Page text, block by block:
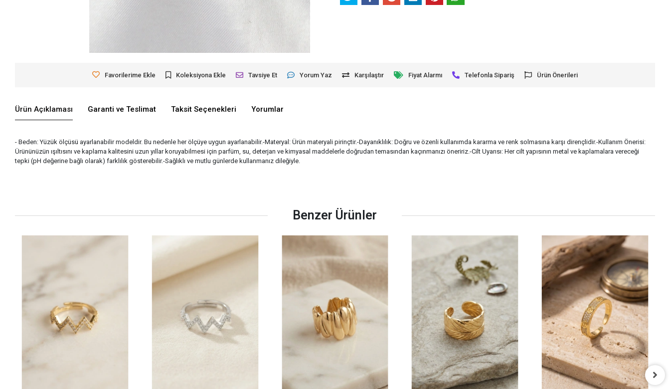
Favorilerime Ekle Koleksiyona Ekle Tavsiye Et Yorum Yaz Karşılaştır Fiyat Alarmı Telefonla Sipariş Ürün Önerileri
Ürün Açıklaması Garanti ve Teslimat Taksit Seçenekleri Yorumlar
- Beden: Yüzük ölçüsü ayarlanabilir modeldir. Bu nedenle her ölçüye uygun ayarlanabilir.-Materyal: Ürün materyali pirinçtir.-Dayanıklılık: Doğru ve özenli kullanımda kararma ve renk solmasına karşı dirençlidir.-Kullanım Önerisi:
Ürününüzün ışıltısını ve kaplama kalitesini uzun yıllar koruyabilmesi için parfüm, su, deterjan ve kimyasal maddelerle doğrudan temasından kaçınmanızı öneririz.-Cilt Uyarısı: Her cilt yapısının metal ve kaplamalara vereceği
tepki (pH değerine bağlı olarak) farklılık gösterebilir.-Sağlıklı ve mutlu günlerde kullanmanız dileğiyle.
Benzer Ürünler